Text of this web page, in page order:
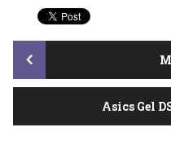
Post
Asics Gel